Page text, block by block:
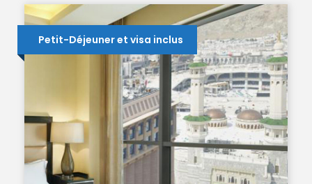
Petit-Déjeuner et visa inclus